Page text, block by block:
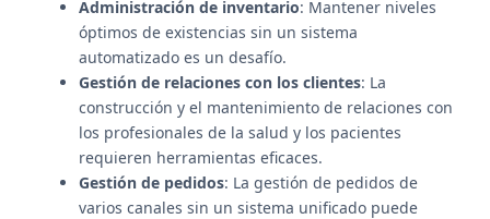
Administración de inventario: Mantener niveles
óptimos de existencias sin un sistema
automatizado es un desafío.
Gestión de relaciones con los clientes: La
construcción y el mantenimiento de relaciones con
los profesionales de la salud y los pacientes
requieren herramientas eficaces.
Gestión de pedidos: La gestión de pedidos de
varios canales sin un sistema unificado puede